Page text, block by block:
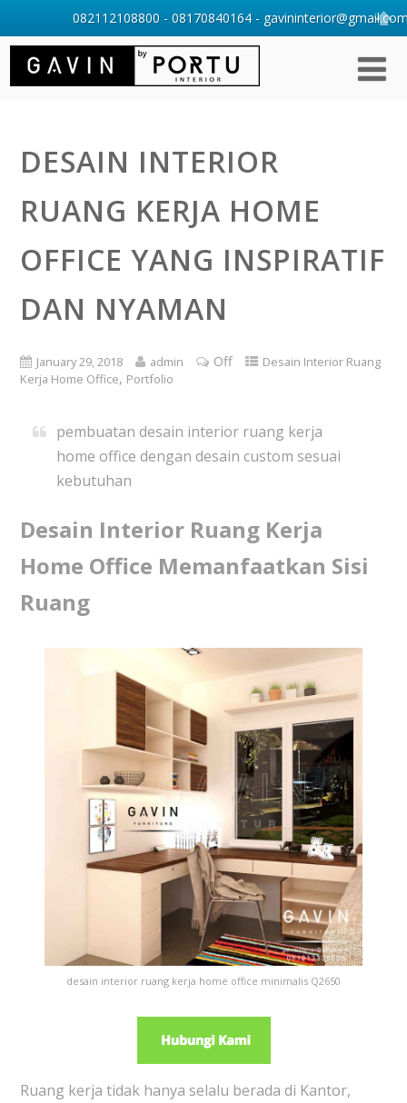
DESAIN INTERIOR
RUANG KERJA HOME
OFFICE YANG INSPIRATIF
DAN NYAMAN
January 29, 2018 admin Off
Desain Interior Ruang
Kerja Home Office, Portfolio
pembuatan desain interior ruang kerja
home office dengan desain custom sesuai
kebutuhan
Desain Interior Ruang Kerja
Home Office Memanfaatkan Sisi
Ruang
desain interior ruang kerja home office minimalis Q2650
Ruang kerja tidak hanya selalu berada di Kantor,
082112108800 - 08170840164 -